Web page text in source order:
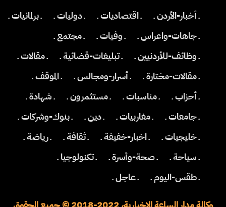
ـ أخبار-الأردن ـ ـ اقتصاديات ـ ـ دوليات ـ
ـ برلمانيات ـ
ـ جاهات-واعراس ـ
ـ وفيات ـ
ـ مجتمع ـ
ـ وظائف-للأردنيين ـ
ـ تبليغات-قضائية ـ
ـ مقالات ـ
ـ مقالات-مختارة ـ
ـ أسرار-ومجالس ـ
ـ الموقف ـ
ـ أحزاب ـ
ـ مناسبات ـ ـ مستثمرون ـ
ـ شهادة ـ
ـ جامعات ـ
ـ مغاربيات ـ ـ دين ـ
ـ بنوك-وشركات ـ
ـ خليجيات ـ
ـ اخبار-خفيفة ـ ـ ثقافة ـ
ـ رياضة ـ
ـ سياحة ـ
ـ صحة-وأسرة ـ
ـ تكنولوجيا ـ
ـ طقس-اليوم ـ
ـ عاجل ـ